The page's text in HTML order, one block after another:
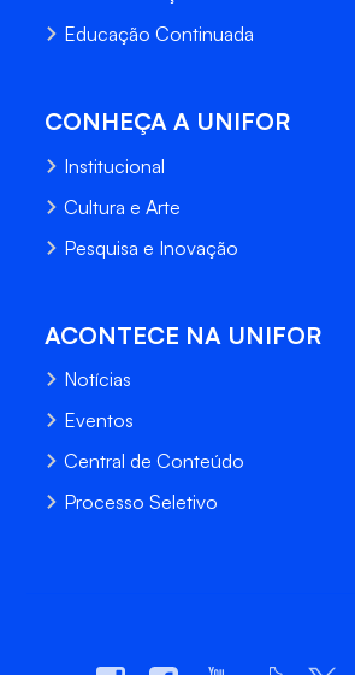
Educação Continuada
CONHEÇA A UNIFOR
Institucional
Cultura e Arte
Pesquisa e Inovação
ACONTECE NA UNIFOR
Notícias
Eventos
Central de Conteúdo
Processo Seletivo